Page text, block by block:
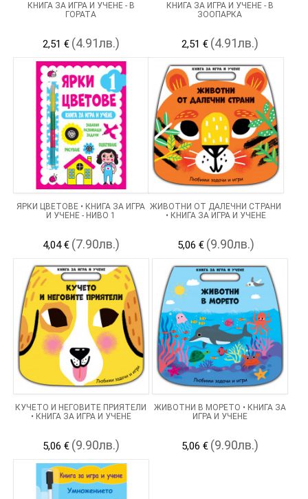
КНИГА ЗА ИГРА И УЧЕНЕ - В
ГОРАТА
2,51 € (4.91лв.)
КНИГА ЗА ИГРА И УЧЕНЕ - В
ЗООПАРКА
2,51 € (4.91лв.)
ЯРКИ ЦВЕТОВЕ • КНИГА ЗА ИГРА
И УЧЕНЕ - НИВО 1
4,04 € (7.90лв.)
ЖИВОТНИ ОТ ДАЛЕЧНИ СТРАНИ
• КНИГА ЗА ИГРА И УЧЕНЕ
5,06 € (9.90лв.)
КУЧЕТО И НЕГОВИТЕ ПРИЯТЕЛИ
• КНИГА ЗА ИГРА И УЧЕНЕ
5,06 € (9.90лв.)
ЖИВОТНИ В МОРЕТО • КНИГА ЗА
ИГРА И УЧЕНЕ
5,06 € (9.90лв.)